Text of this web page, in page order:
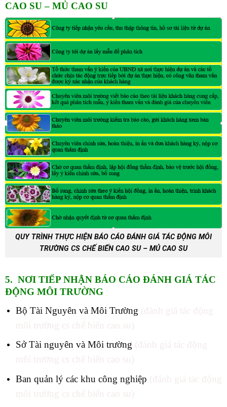
CAO SU – MỦ CAO SU
QUY TRÌNH THỰC HIỆN BÁO CÁO ĐÁNH GIÁ TÁC ĐỘNG MÔI
TRƯỜNG CS CHẾ BIẾN CAO SU – MỦ CAO SU
5. NƠI TIẾP NHẬN BÁO CÁO ĐÁNH GIÁ TÁC
ĐỘNG MÔI TRƯỜNG
Bộ Tài Nguyên và Môi Trường
Sở Tài nguyên và Môi trường
Ban quản lý các khu công nghiệp